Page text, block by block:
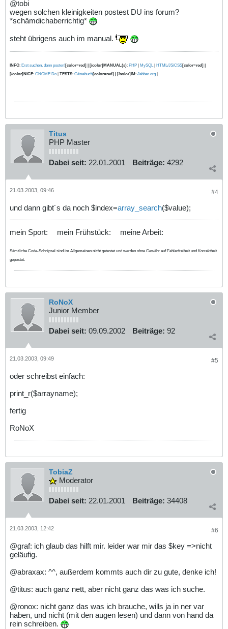
@tobi
wegen solchen kleinigkeiten postest DU ins forum?
*schämdichaberrichtig*
steht übrigens auch im manual.
INFO: Erst suchen, dann posten![color=red] | [/color]MANUAL(s): PHP MySQL| HTML/JS/CSS[color=red] |
[/color]NICE: GNOME Do TESTS: Gästebuch[color=red] | [/color]IM : Jabber.org
Titus
PHP Master
Dabei seit: 22.01.2001 Beiträge: 4292
#4
21.03.2003, 09:46
und dann gibt´s da noch $index=array_search($value);
mein Sport: mein Frühstück: meine Arbeit:
Sämtliche Code-Schnipsel sind im Allgemeinen nicht getestet und werden ohne Gewähr auf Fehlerfreiheit und Korrektheit
gepostet.
RoNoX
Junior Member
Dabei seit: 09.09.2002 Beiträge: 92
#5
21.03.2003, 09:49
oder schreibst einfach:
print_r($arrayname);
fertig
RoNoX
TobiaZ
Moderator
Dabei seit: 22.01.2001 Beiträge: 34408
#6
21.03.2003, 12:42
@graf: ich glaub das hilft mir. leider war mir das $key =>nicht
geläufig.
@abraxax: ^^, außerdem kommts auch dir zu gute, denke ich!
@titus: auch ganz nett, aber nicht ganz das was ich suche.
@ronox: nicht ganz das was ich brauche, wills ja in ner var
haben, und nicht (mit den augen lesen) und dann von hand da
rein schreiben.